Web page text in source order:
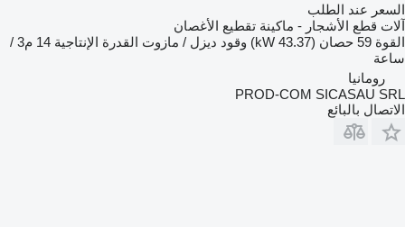
السعر عند الطلب
آلات قطع الأشجار - ماكينة تقطيع الأغصان
القوة 59 حصان (43.37 kW) وقود ديزل / مازوت القدرة الإنتاجية
14 م3 /
ساعة
رومانيا
PROD-COM SICASAU SRL
الاتصال بالبائع